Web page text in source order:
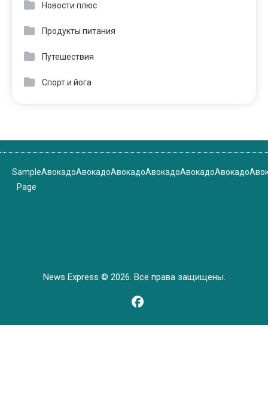
Новости плюс
Продукты питания
Путешествия
Спорт и йога
Sample
Page
АвокадоАвокадоАвокадоАвокадоАвокадоАвокадо
News Express © 2026. Все права защищены.